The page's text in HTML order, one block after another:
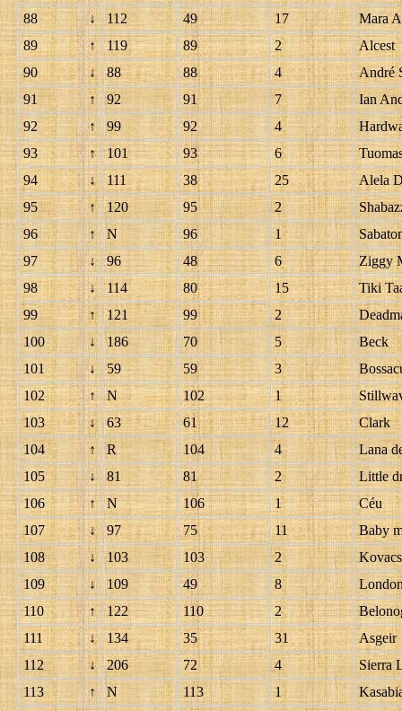
88
↓ 112 49 17
Mara
89
↑ 119 89 2
Alcest
90
↓ 88 88 4
André
91
↑ 92 91 7
Ian
92
↑ 99 92 4
93
↑ 101 93 6
94
↓ 111 38 25
Alela
95
↑ 120 95 2
96
↑ N 96 1
97
↓ 96 48 6
Ziggy
98
↓ 114 80 15
Tiki
99
↑ 121 99 2
100
↓ 186 70 5
Beck
101
↓ 59 59 3
102
↑ N 102 1
103
↓ 63 61 12
Clark
104
↑ R 104 4
Lana
105
↓ 81 81 2
Little
106
↑ N 106 1
Céu
107
↓ 97 75 11
Baby
108
↓ 103 103 2
Kovacs
109
↓ 109 49 8
110
↑ 122 110 2
111
↓ 134 35 31
Asgeir
112
↓ 206 72 4
Sierra
113
↑ N 113 1